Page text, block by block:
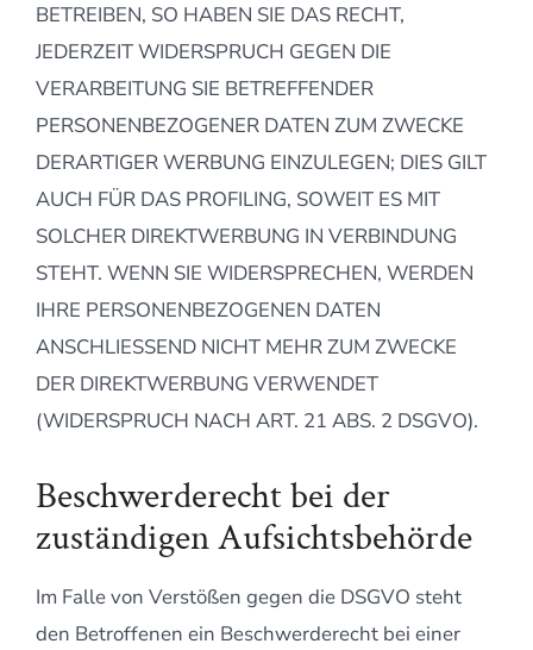
BETREIBEN, SO HABEN SIE DAS RECHT,
JEDERZEIT WIDERSPRUCH GEGEN DIE
VERARBEITUNG SIE BETREFFENDER
PERSONENBEZOGENER DATEN ZUM ZWECKE
DERARTIGER WERBUNG EINZULEGEN; DIES GILT
AUCH FÜR DAS PROFILING, SOWEIT ES MIT
SOLCHER DIREKTWERBUNG IN VERBINDUNG
STEHT. WENN SIE WIDERSPRECHEN, WERDEN
IHRE PERSONENBEZOGENEN DATEN
ANSCHLIESSEND NICHT MEHR ZUM ZWECKE
DER DIREKTWERBUNG VERWENDET
(WIDERSPRUCH NACH ART. 21 ABS. 2 DSGVO).
Beschwerderecht bei der
zuständigen Aufsichtsbehörde
Im Falle von Verstößen gegen die DSGVO steht
den Betroffenen ein Beschwerderecht bei einer